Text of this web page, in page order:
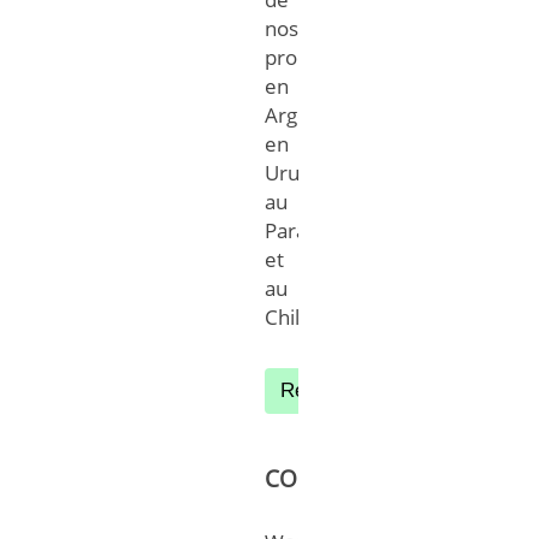
nos
produits
en
Argentine,
en
Uruguay,
au
Paraguay
et
au
Chili.
Rechercher des postes en
COLOMBIA